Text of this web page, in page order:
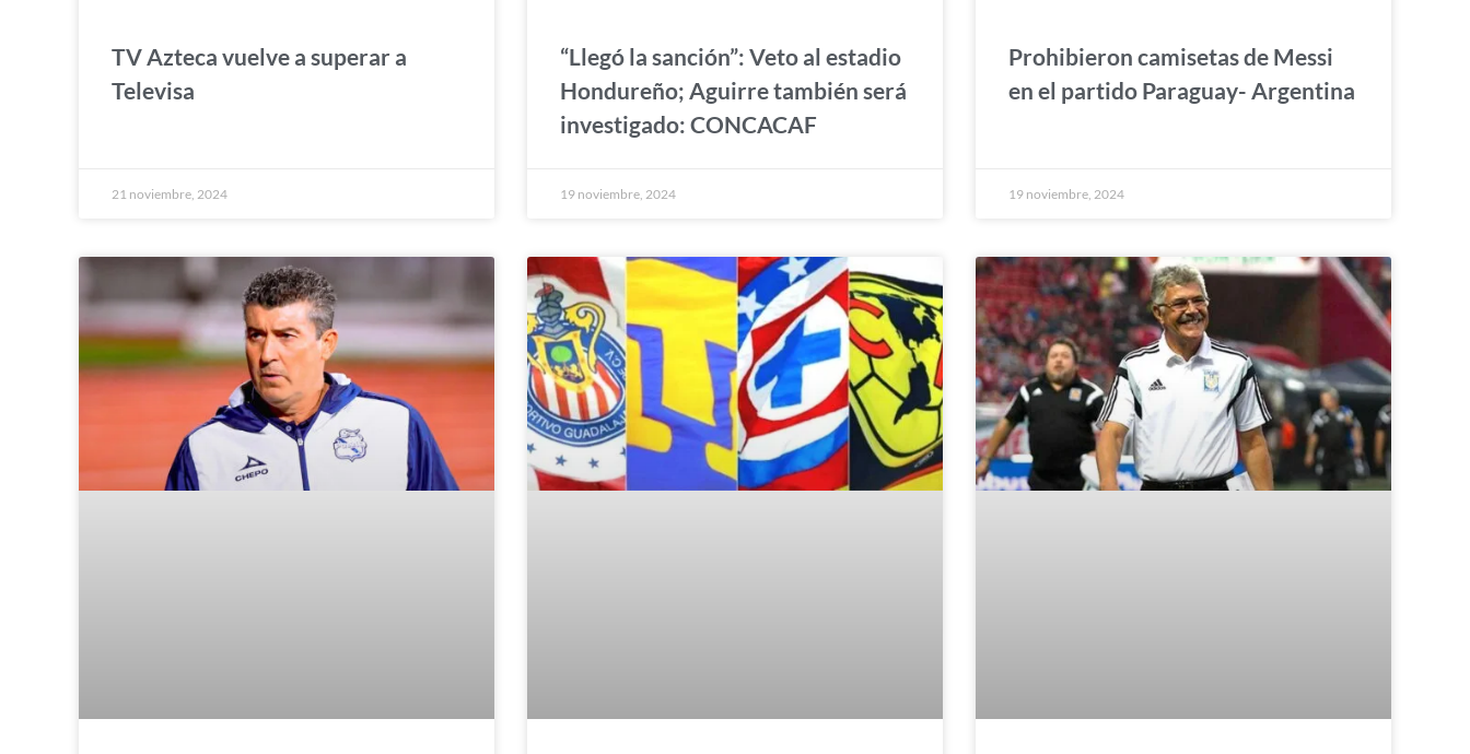
TV Azteca vuelve a superar a
Televisa
21 noviembre, 2024
“Llegó la sanción”: Veto al estadio
Hondureño; Aguirre también será
investigado: CONCACAF
19 noviembre, 2024
Prohibieron camisetas de Messi
en el partido Paraguay- Argentina
19 noviembre, 2024